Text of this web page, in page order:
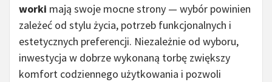
worki mają swoje mocne strony — wybór powinien
zależeć od stylu życia, potrzeb funkcjonalnych i
estetycznych preferencji. Niezależnie od wyboru,
inwestycja w dobrze wykonaną torbę zwiększy
komfort codziennego użytkowania i pozwoli